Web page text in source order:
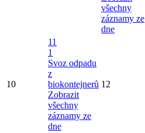
všechny
záznamy ze
dne
10
11
1
Svoz odpadu
z
biokontejnerů
Zobrazit
všechny
záznamy ze
dne
12